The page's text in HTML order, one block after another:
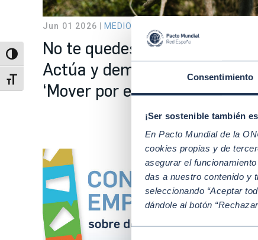
Consentimiento
¡Ser sostenible también
En Pacto Mundial de la
cookies propias y de
asegurar el
das a nuestro contenido y
seleccionando “Aceptar
dándole al botón
Alternar alto contraste
Alternar tamaño de letra
Jun 01 2026 MEDIO AMBIENTE Y CLIMA
No te quedes en escuchar.
Actúa y demuestra que eres
‘Mover por el Planeta’